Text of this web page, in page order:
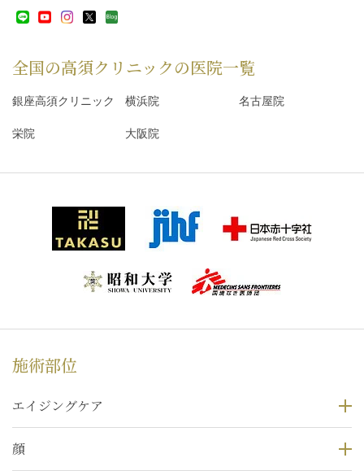
全国の高須クリニックの医院一覧
銀座高須クリニック 横浜院 名古屋院
栄院 大阪院
施術部位
エイジングケア
顔